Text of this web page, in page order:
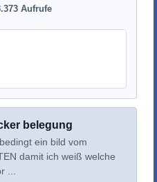
Aufrufe
belegung
ein bild vom
damit ich weiß welche
...